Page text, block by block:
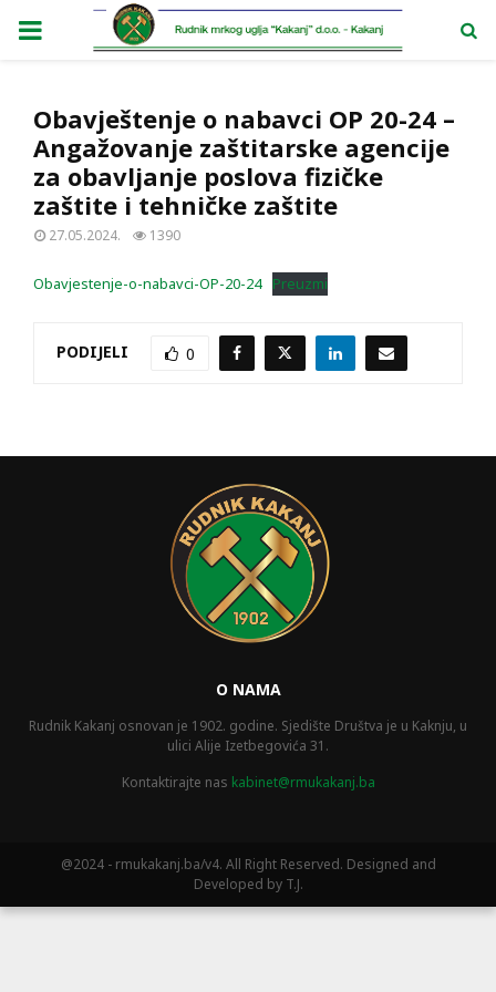
PRIMARY
Obavještenje o nabavci OP 20-24 –
Angažovanje zaštitarske agencije
za obavljanje poslova fizičke
zaštite i tehničke zaštite
27.05.2024. 1390
Obavjestenje-o-nabavci-OP-20-24 Preuzmi
PODIJELI 0
O NAMA
Rudnik Kakanj osnovan je 1902. godine. Sjedište Društva je u Kaknju, u
ulici Alije Izetbegovića 31.
Kontaktirajte nas kabinet@rmukakanj.ba
@2024 - rmukakanj.ba/v4. All Right Reserved. Designed and
Developed by T.J.